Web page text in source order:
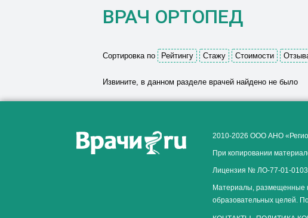
ВРАЧ ОРТОПЕД
Сортировка по Рейтингу Стажу Стоимости
Извините, в данном разделе врачей найдено не было
2010-2026 ООО АНО
При копировании
Лицензия № ЛО-77-01-
Материалы, размещенные
образовательных целей.